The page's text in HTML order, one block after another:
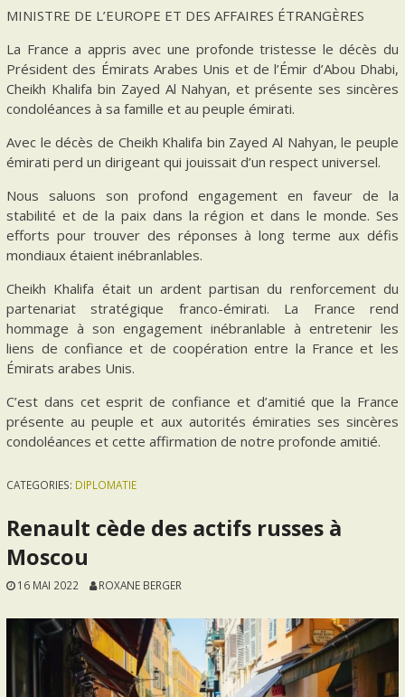
MINISTRE DE L’EUROPE ET DES AFFAIRES ÉTRANGÈRES
La France a appris avec une profonde tristesse le décès du
Président des Émirats Arabes Unis et de l’Émir d’Abou Dhabi,
Cheikh Khalifa bin Zayed Al Nahyan, et présente ses sincères
condoléances à sa famille et au peuple émirati.
Avec le décès de Cheikh Khalifa bin Zayed Al Nahyan, le peuple
émirati perd un dirigeant qui jouissait d’un respect universel.
Nous saluons son profond engagement en faveur de la
stabilité et de la paix dans la région et dans le monde. Ses
efforts pour trouver des réponses à long terme aux défis
mondiaux étaient inébranlables.
Cheikh Khalifa était un ardent partisan du renforcement du
partenariat stratégique franco-émirati. La France rend
hommage à son engagement inébranlable à entretenir les
liens de confiance et de coopération entre la France et les
Émirats arabes Unis.
C’est dans cet esprit de confiance et d’amitié que la France
présente au peuple et aux autorités émiraties ses sincères
condoléances et cette affirmation de notre profonde amitié.
CATEGORIES: DIPLOMATIE
Renault cède des actifs russes à
Moscou
16 MAI 2022 ROXANE BERGER